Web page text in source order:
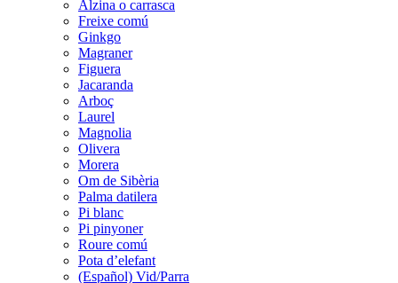
Alzina o carrasca
Freixe comú
Ginkgo
Magraner
Figuera
Jacaranda
Arboç
Laurel
Magnolia
Olivera
Morera
Om de Sibèria
Palma datilera
Pi blanc
Pi pinyoner
Roure comú
Pota d’elefant
(Español) Vid/Parra